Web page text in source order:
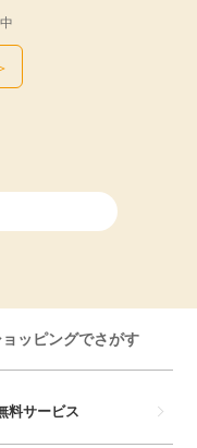
ョッピングでさがす
料サービス